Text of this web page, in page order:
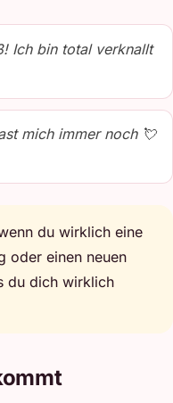
Ich bin total verknallt
mich immer noch 💘
du wirklich eine
oder einen neuen
du dich wirklich